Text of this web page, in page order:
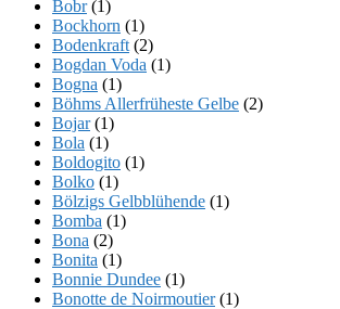
Bobr(1)
Bockhorn (1)
Bodenkraft (2)
Bogdan Voda (1)
Bogna (1)
Böhms Allerfrüheste Gelbe (2)
Bojar(1)
Bola (1)
Boldogito (1)
Bolko (1)
Bölzigs Gelbblühende (1)
Bomba (1)
Bona (2)
Bonita (1)
Bonnie Dundee (1)
Bonotte de Noirmoutier(1)